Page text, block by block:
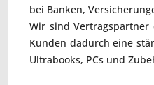
bei Banken,
Wir sind Vertragspartner
Kunden dadurch eine
Ultrabooks, PCs und